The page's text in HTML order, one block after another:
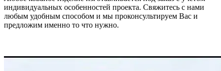
индивидуальных особенностей проекта. Свяжитесь с нами
любым удобным способом и мы проконсультируем Вас и
предложим именно то что нужно.